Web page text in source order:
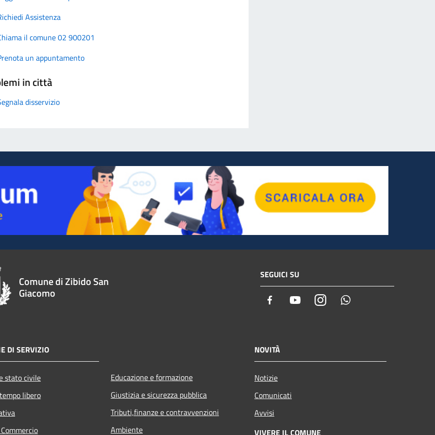
Assistenza
il comune 02 900201
un appuntamento
in città
disservizio
Comune di Zibido San
Giacomo
SEGUICI SU
Facebook YoutubeInstagram
DI SERVIZIO
stato civile
libero
Educazione e formazione
Giustizia e sicurezza pubblica
Tributi,finanze e contravvenzioni
Ambiente
NOVITÀ
Notizie
Comunicati
Avvisi